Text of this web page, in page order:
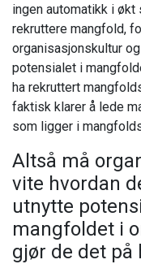
ingen automatikk i
rekruttere mangfold,
organisasjonskultur
potensialet i
ha rekruttert
faktisk klarer å lede
som ligger i
Altså må
vite hvordan
utnytte
mangfoldet i
gjør de det på